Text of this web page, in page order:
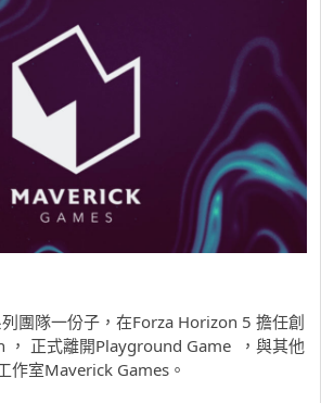
團隊一份子，在Forza Horizon 5 擔任創
， 正式離開Playground Game ，與其他
作室Maverick Games。